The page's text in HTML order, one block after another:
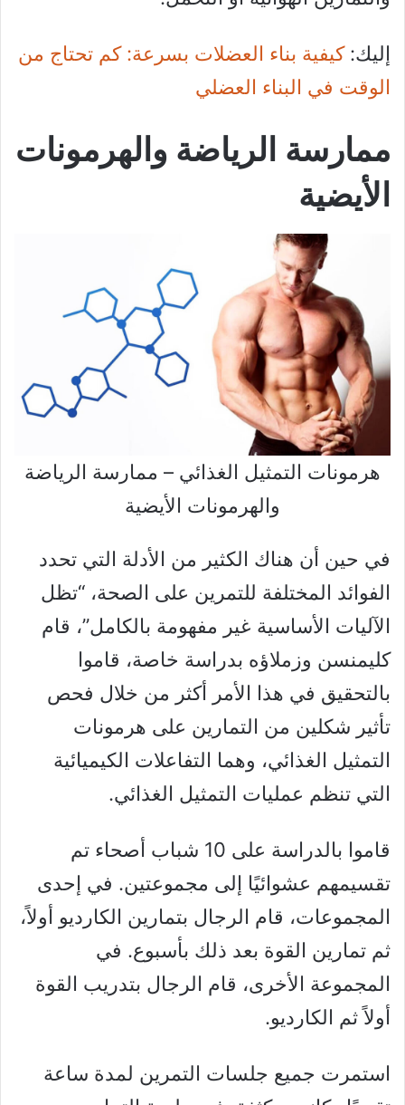
إليك:كيفية بناء العضلات بسرعة: كم تحتاج من
الوقت في البناء العضلي
ممارسة الرياضة والهرمونات
الأيضية
هرمونات التمثيل الغذائي – ممارسة الرياضة
والهرمونات الأيضية
في حين أن هناك الكثير من الأدلة التي تحدد
الفوائد المختلفة للتمرين على الصحة، “تظل
الآليات الأساسية غير مفهومة بالكامل”، قام
كليمنسن وزملاؤه بدراسة خاصة، قاموا
بالتحقيق في هذا الأمر أكثر من خلال فحص
تأثير شكلين من التمارين على هرمونات
التمثيل الغذائي، وهما التفاعلات الكيميائية
التي تنظم عمليات التمثيل الغذائي.
قاموا بالدراسة على 10 شباب أصحاء تم
تقسيمهم عشوائيًا إلى مجموعتين. في إحدى
المجموعات، قام الرجال بتمارين الكارديو أولاً،
ثم تمارين القوة بعد ذلك بأسبوع. في
المجموعة الأخرى، قام الرجال بتدريب القوة
أولاً ثم الكارديو.
استمرت جميع جلسات التمرين لمدة ساعة